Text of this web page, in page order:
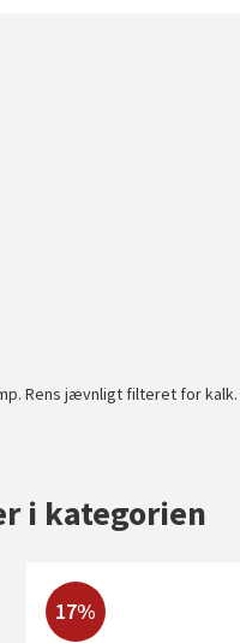
Rens jævnligt filteret for
i kategorien
17%